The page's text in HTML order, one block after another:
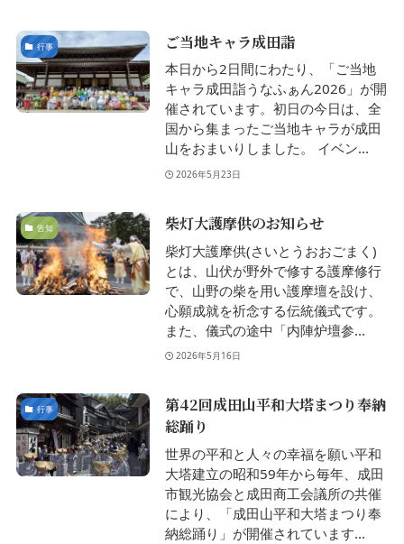
行事 ご当地キャラ成田詣
本日から2日間にわたり、「ご当地
キャラ成田詣うなふぁん2026」が開
催されています。初日の今日は、全
国から集まったご当地キャラが成田
山をおまいりしました。 イベン...
2026年5月23日
告知 柴灯大護摩供のお知らせ
柴灯大護摩供(さいとうおおごまく)
とは、山伏が野外で修する護摩修行
で、山野の柴を用い護摩壇を設け、
心願成就を祈念する伝統儀式です。
また、儀式の途中「内陣炉壇参...
2026年5月16日
行事
第42回成田山平和大塔まつり奉納
総踊り
世界の平和と人々の幸福を願い平和
大塔建立の昭和59年から毎年、成田
市観光協会と成田商工会議所の共催
により、「成田山平和大塔まつり奉
納総踊り」が開催されています...